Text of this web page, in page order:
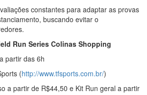
constantes para adaptar as provas
buscando evitar o
Run Series Colinas Shopping
partir das 6h
(http://www.tfsports.com.br/)
a partir de R$44,50 e Kit Run geral a partir